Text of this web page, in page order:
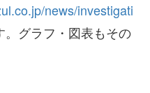
news/investigati
グラフ・図表もその